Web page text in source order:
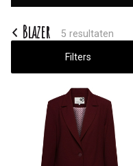
Saminas
Blazer 5 resultaten
Filters